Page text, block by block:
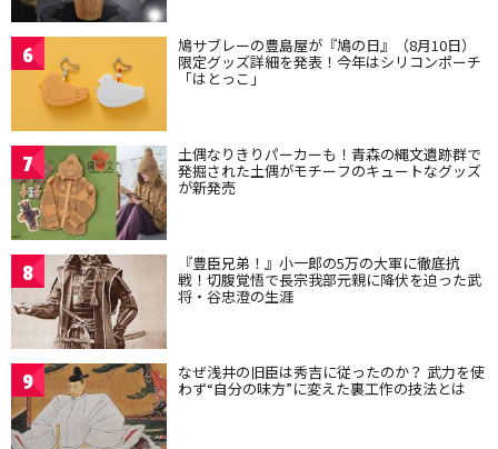
6 鳩サブレーの豊島屋が『鳩の日』（8月10日）
限定グッズ詳細を発表！今年はシリコンポーチ
「はとっこ」
7 土偶なりきりパーカーも！青森の縄文遺跡群で
発掘された土偶がモチーフのキュートなグッズ
が新発売
8 『豊臣兄弟！』小一郎の5万の大軍に徹底抗
戦！切腹覚悟で長宗我部元親に降伏を迫った武
将・谷忠澄の生涯
9 なぜ浅井の旧臣は秀吉に従ったのか？ 武力を使
わず“自分の味方”に変えた裏工作の技法とは